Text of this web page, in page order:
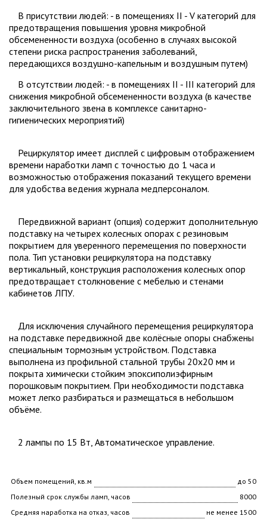
В присутствии людей: - в помещениях II - V категорий для
предотвращения повышения уровня микробной
обсемененности воздуха (особенно в случаях высокой
степени риска распространения заболеваний,
передающихся воздушно-капельным и воздушным путем)
В отсутствии людей: - в помещениях II - III категорий для
снижения микробной обсемененности воздуха (в качестве
заключительного звена в комплексе санитарно-
гигиенических мероприятий)
Рециркулятор имеет дисплей с цифровым отображением
времени наработки ламп с точностью до 1 часа и
возможностью отображения показаний текущего времени
для удобства ведения журнала медперсоналом.
Передвижной вариант (опция) содержит дополнительную
подставку на четырех колесных опорах с резиновым
покрытием для уверенного перемещения по поверхности
пола. Тип установки рециркулятора на подставку
вертикальный, конструкция расположения колесных опор
предотвращает столкновение с мебелью и стенами
кабинетов ЛПУ.
Для исключения случайного перемещения рециркулятора
на подставке передвижной две колёсные опоры снабжены
специальным тормозным устройством. Подставка
выполнена из профильной стальной трубы 20х20 мм и
покрыта химически стойким эпоксиполиэфирным
порошковым покрытием. При необходимости подставка
может легко разбираться и размещаться в небольшом
объёме.
2 лампы по 15 Вт, Автоматическое управление.
Объем помещений, кв.м
до 50
Полезный срок службы ламп, часов
8000
Средняя наработка на отказ, часов
не менее 1500